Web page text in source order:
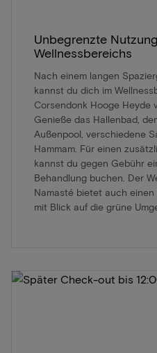
Unbegrenzte
Wellnessbereichs
Nach einem langen
kannst du dich im
Corsendonk Hooge Heyde
Genieße das Hallenbad,
Außenpool, verschiedene
Hammam. Für einen
kannst du gegen Gebühr
Behandlung buchen. Der
Namasté bietet auch
mit Blick auf die grüne